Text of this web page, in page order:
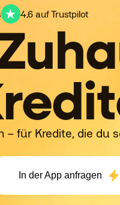
4,6 auf Trustpilot
– für Kredite, die du
In der App anfragen